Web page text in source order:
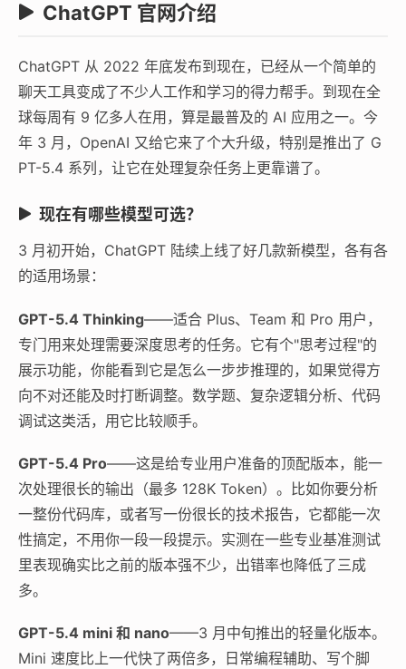
ChatGPT 官网介绍
ChatGPT 从 2022 年底发布到现在，已经从一个简单的
聊天工具变成了不少人工作和学习的得力帮手。到现在全
球每周有 9 亿多人在用，算是最普及的 AI 应用之一。今
年 3 月，OpenAI 又给它来了个大升级，特别是推出了 G
PT-5.4 系列，让它在处理复杂任务上更靠谱了。
现在有哪些模型可选？
3 月初开始，ChatGPT 陆续上线了好几款新模型，各有各
的适用场景：
GPT-5.4 Thinking——适合 Plus、Team 和 Pro 用户，
专门用来处理需要深度思考的任务。它有个"思考过程"的
展示功能，你能看到它是怎么一步步推理的，如果觉得方
向不对还能及时打断调整。数学题、复杂逻辑分析、代码
调试这类活，用它比较顺手。
GPT-5.4 Pro——这是给专业用户准备的顶配版本，能一
次处理很长的输出（最多 128K Token）。比如你要分析
一整份代码库，或者写一份很长的技术报告，它都能一次
性搞定，不用你一段一段提示。实测在一些专业基准测试
里表现确实比之前的版本强不少，出错率也降低了三成
多。
GPT-5.4 mini 和 nano——3 月中旬推出的轻量化版本。
Mini 速度比上一代快了两倍多，日常编程辅助、写个脚